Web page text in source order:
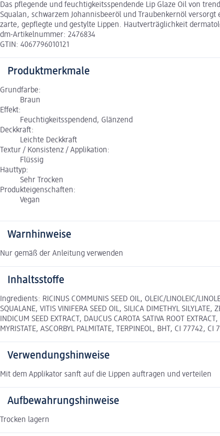
Das pflegende und feuchtigkeitsspendende Lip Glaze Oil von
Squalan, schwarzem Johannisbeeröl und Traubenkernöl
zarte, gepflegte und gestylte Lippen. Hautverträglichkeit
dm-Artikelnummer: 2476834
GTIN: 4067796010121
Produktmerkmale
Grundfarbe:
Braun
Effekt:
Feuchtigkeitsspendend, Glänzend
Deckkraft:
Leichte Deckkraft
Textur / Konsistenz / Applikation:
Flüssig
Hauttyp:
Sehr Trocken
Produkteigenschaften:
Vegan
Warnhinweise
Nur gemäß der Anleitung verwenden
Inhaltsstoffe
Ingredients: RICINUS COMMUNIS SEED OIL, OLEIC/LINOLEIC/
SQUALANE, VITIS VINIFERA SEED OIL, SILICA DIMETHYL
INDICUM SEED EXTRACT, DAUCUS CAROTA SATIVA ROOT
MYRISTATE, ASCORBYL PALMITATE, TERPINEOL, BHT, CI 77742, CI
Verwendungshinweise
Mit dem Applikator sanft auf die Lippen auftragen und verteilen
Aufbewahrungshinweise
Trocken lagern